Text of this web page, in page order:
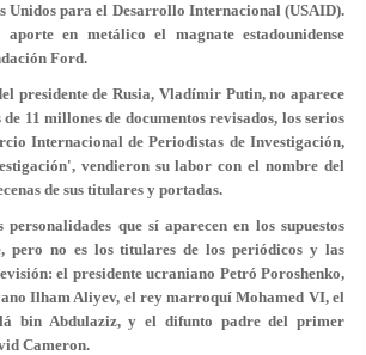
Unidos para el Desarrollo Internacional (USAID).
en metálico el magnate estadounidense
Ford.
presidente de Rusia, Vladímir Putin, no aparece
11 millones de documentos revisados, los serios
Internacional de Periodistas de Investigación,
vendieron su labor con el nombre del
de sus titulares y portadas.
que sí aparecen en los supuestos
pero no es los titulares de los periódicos y las
el presidente ucraniano Petró Poroshenko,
Ilham Aliyev, el rey marroquí Mohamed VI, el
bin Abdulaziz, y el difunto padre del primer
Cameron.